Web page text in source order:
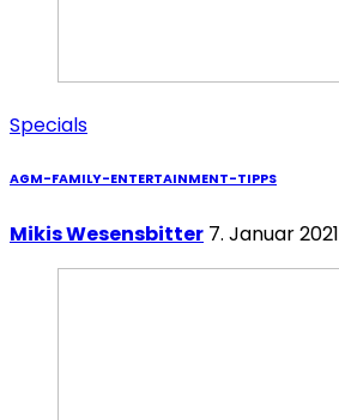
Specials
AGM-FAMILY-ENTERTAINMENT-TIPPS
Mikis Wesensbitter 7. Januar 2021